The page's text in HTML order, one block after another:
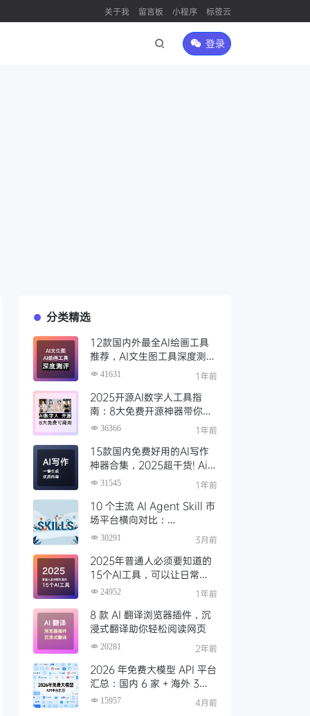
关于我 留言板 小程序 标签云
登录
分类精选
12款国内外最全AI绘画工具
推荐，AI文生图工具深度测评
与场景化对比
41631 1年前
2025开源AI数字人工具指
南：8大免费开源神器带你免
费解锁可商用的AI数字人
36366 1年前
15款国内免费好用的AI写作
神器合集，2025超干货! Ai
写作工具推荐，支持论文长文
31545 1年前
10 个主流 AI Agent Skill 市
场平台横向对比：
Clawhub、Skillsmp、
30291 3月前
2025年普通人必须要知道的
15个AI工具，可以让日常工
作效率大幅度提升
24952 1年前
8 款 AI 翻译浏览器插件，沉
浸式翻译助你轻松阅读网页
20281 2年前
2026 年免费大模型 API 平台
汇总：国内 6 家 + 海外 3
家，零成本调用顶级模型
15957 4月前